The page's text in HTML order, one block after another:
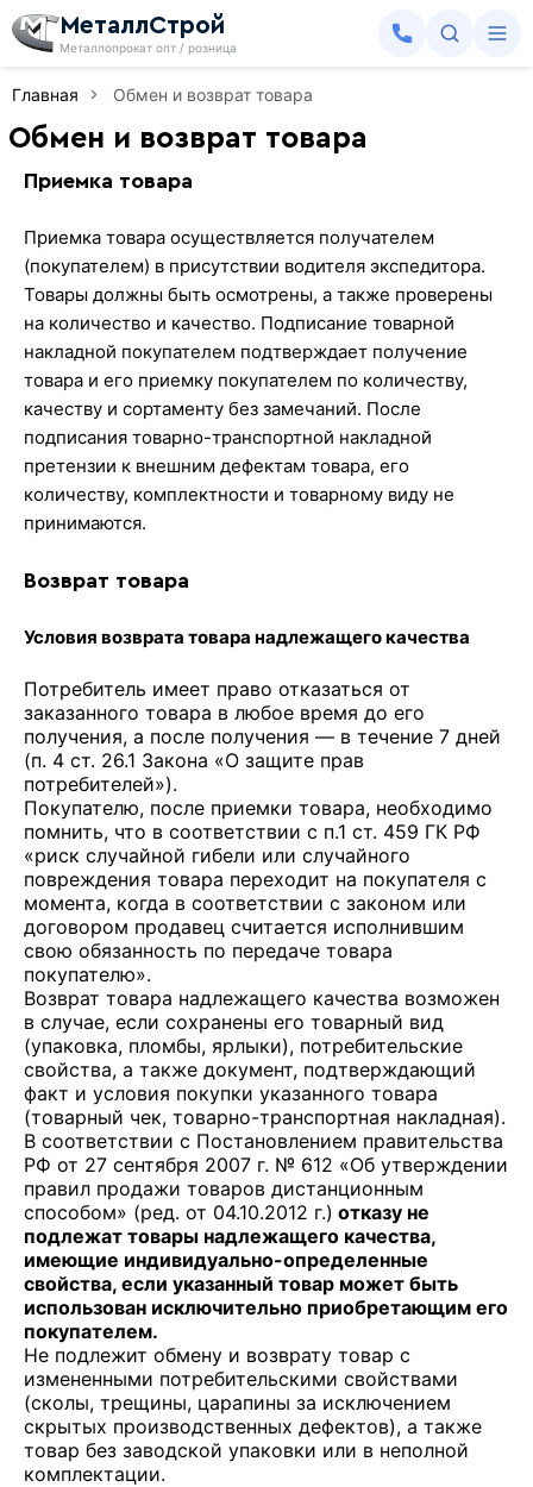
МеталлСтрой
Металлопрокат опт / розница
Главная Обмен и возврат товара
Обмен и возврат товара
Приемка товара
Приемка товара осуществляется получателем
(покупателем) в присутствии водителя экспедитора.
Товары должны быть осмотрены, а также проверены
на количество и качество. Подписание товарной
накладной покупателем подтверждает получение
товара и его приемку покупателем по количеству,
качеству и сортаменту без замечаний. После
подписания товарно-транспортной накладной
претензии к внешним дефектам товара, его
количеству, комплектности и товарному виду не
принимаются.
Возврат товара
Условия возврата товара надлежащего качества
Потребитель имеет право отказаться от
заказанного товара в любое время до его
получения, а после получения — в течение 7 дней
(п. 4 ст. 26.1 Закона «О защите прав
потребителей»).
Покупателю, после приемки товара, необходимо
помнить, что в соответствии с п.1 ст. 459 ГК РФ
«риск случайной гибели или случайного
повреждения товара переходит на покупателя с
момента, когда в соответствии с законом или
договором продавец считается исполнившим
свою обязанность по передаче товара
покупателю».
Возврат товара надлежащего качества возможен
в случае, если сохранены его товарный вид
(упаковка, пломбы, ярлыки), потребительские
свойства, а также документ, подтверждающий
факт и условия покупки указанного товара
(товарный чек, товарно-транспортная накладная).
В соответствии с Постановлением правительства
РФ от 27 сентября 2007 г. № 612 «Об утверждении
правил продажи товаров дистанционным
способом» (ред. от 04.10.2012 г.) отказу не
подлежат товары надлежащего качества,
имеющие индивидуально-определенные
свойства, если указанный товар может быть
использован исключительно приобретающим его
покупателем.
Не подлежит обмену и возврату товар с
измененными потребительскими свойствами
(сколы, трещины, царапины за исключением
скрытых производственных дефектов), а также
товар без заводской упаковки или в неполной
комплектации.